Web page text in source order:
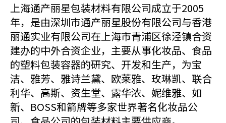
上海通产丽星包装材料有限公司成立于2005
年，是由深圳市通产丽星股份有限公司与香港
丽通实业有限公司在上海市青浦区徐泾镇合资
建办的中外合资企业，主要从事化妆品、食品
的塑料包装容器的研究、开发和生产，为宝
洁、雅芳、雅诗兰黛、欧莱雅、玫琳凯、联合
利华、高斯、资生堂、露华浓、妮维雅、如
新、BOSS和箭牌等多家世界著名化妆品公